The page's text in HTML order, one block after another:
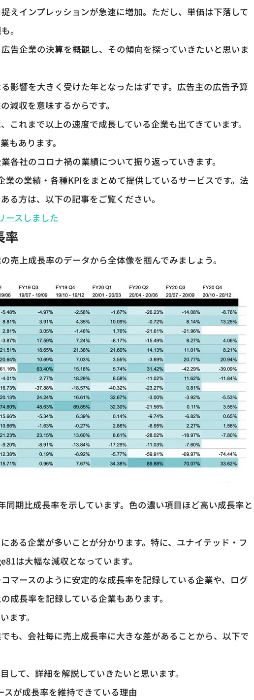
えインプレッションが急速に増加。ただし、単価は下落して
。
告企業の決算を概観し、その傾向を探っていきたいと思いま
影響を大きく受けた年となったはずです。広告主の広告予算
減収を意味するからです。
これまで以上の速度で成長している企業も出てきています。
もあります。
各社のコロナ禍の業績について振り返っていきます。
業の業績・各種KPIをまとめて提供しているサービスです。法
る方は、以下の記事をご覧ください。
ースしました
率
売上成長率のデータから全体像を掴んでみましょう。
期比成長率を示しています。色の濃い項目ほど高い成長率と
ある企業が多いことが分かります。特に、ユナイテッド・フ
は大幅な減収となっています。
マースのように安定的な成長率を記録している企業や、ログ
成長率を記録している企業もあります。
ます。
も、会社毎に売上成長率に大きな差があることから、以下で
て、詳細を解説していきたいと思います。
が成長率を維持できている理由